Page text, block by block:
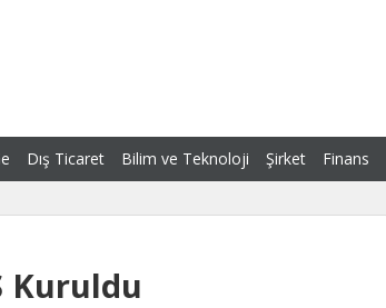
Dış Ticaret Bilim ve Teknoloji Şirket Finans
Kuruldu